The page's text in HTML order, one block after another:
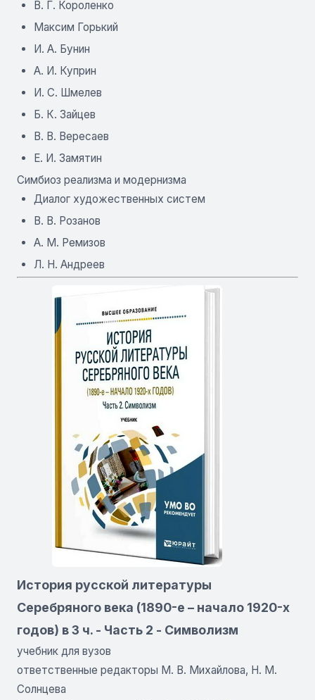
В. Г. Короленко
Максим Горький
И. А. Бунин
А. И. Куприн
И. С. Шмелев
Б. К. Зайцев
В. В. Вересаев
Е. И. Замятин
Симбиоз реализма и модернизма
Диалог художественных систем
В. В. Розанов
А. М. Ремизов
Л. Н. Андреев
История русской литературы
Серебряного века (1890-е – начало 1920-х
годов) в 3 ч. - Часть 2 - Символизм
учебник для вузов
ответственные редакторы М. В. Михайлова, Н. М.
Солнцева